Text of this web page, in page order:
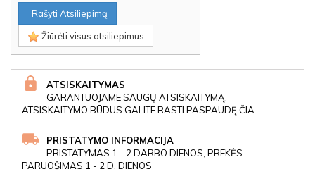
Rašyti Atsiliepimą
Žiūrėti visus atsiliepimus
ATSISKAITYMAS
GARANTUOJAME SAUGŲ ATSISKAITYMĄ.
ATSISKAITYMO BŪDUS GALITE RASTI PASPAUDĘ ČIA..
PRISTATYMO INFORMACIJA
PRISTATYMAS 1 - 2 DARBO DIENOS, PREKĖS
PARUOŠIMAS 1 - 2 D. DIENOS